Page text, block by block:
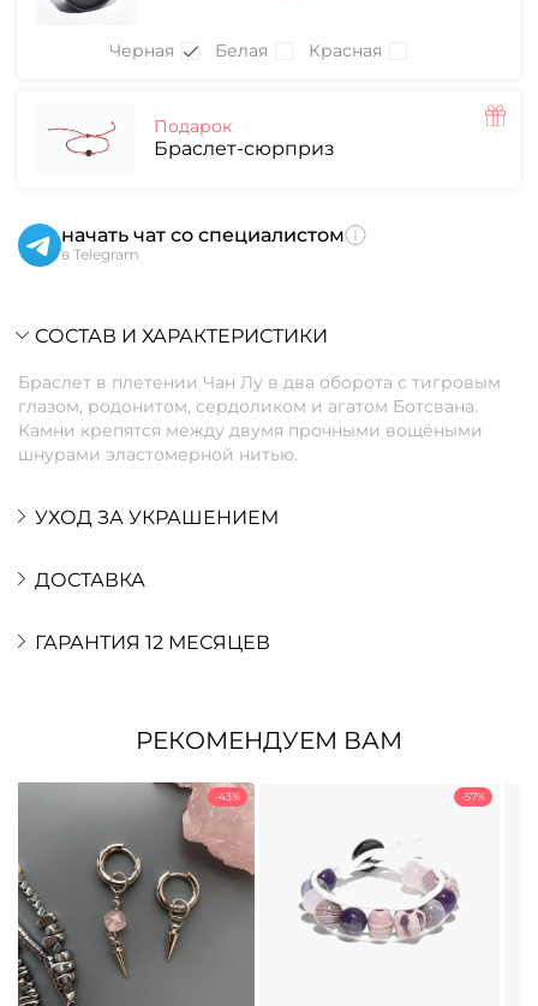
Черная Белая Красная
Подарок
Браслет-сюрприз
начать чат со специалистом
в Telegram
СОСТАВ И ХАРАКТЕРИСТИКИ
Браслет в плетении Чан Лу в два оборота с тигровым
глазом, родонитом, сердоликом и агатом Ботсвана.
Камни крепятся между двумя прочными вощёными
шнурами эластомерной нитью.
УХОД ЗА УКРАШЕНИЕМ
ДОСТАВКА
ГАРАНТИЯ 12 МЕСЯЦЕВ
РЕКОМЕНДУЕМ ВАМ
-43% -57%